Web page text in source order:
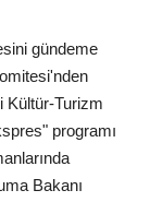
gündeme
Kültür-Turizm
programı
Bakanı